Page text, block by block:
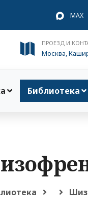
MAX
ПРОЕЗД И
Москва,
Библиотека